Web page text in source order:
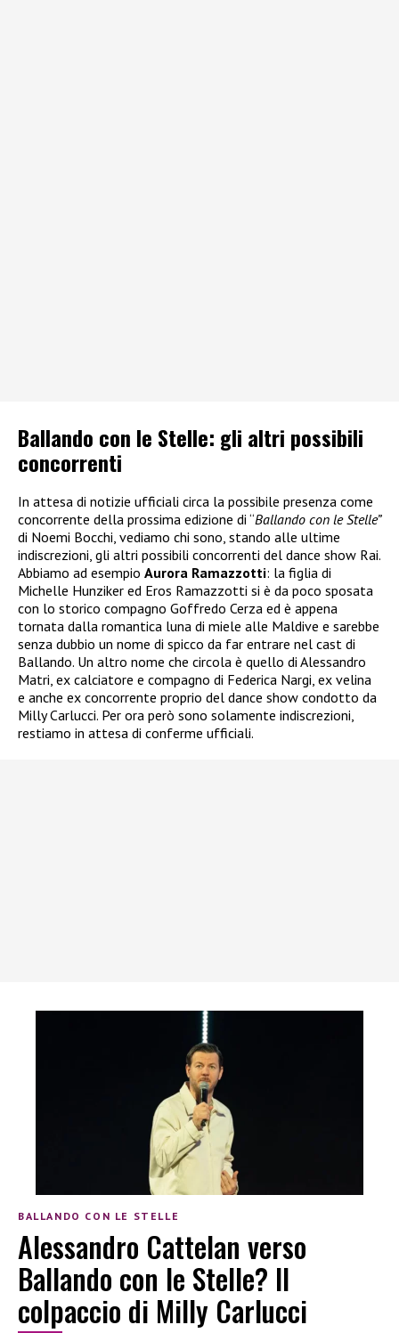
Ballando con le Stelle: gli altri possibili
concorrenti
In attesa di notizie ufficiali circa la possibile presenza come
concorrente della prossima edizione di “Ballando con le Stelle”
di Noemi Bocchi, vediamo chi sono, stando alle ultime
indiscrezioni, gli altri possibili concorrenti del dance show Rai.
Abbiamo ad esempio Aurora Ramazzotti: la figlia di
Michelle Hunziker ed Eros Ramazzotti si è da poco sposata
con lo storico compagno Goffredo Cerza ed è appena
tornata dalla romantica luna di miele alle Maldive e sarebbe
senza dubbio un nome di spicco da far entrare nel cast di
Ballando. Un altro nome che circola è quello di Alessandro
Matri, ex calciatore e compagno di Federica Nargi, ex velina
e anche ex concorrente proprio del dance show condotto da
Milly Carlucci. Per ora però sono solamente indiscrezioni,
restiamo in attesa di conferme ufficiali.
BALLANDO CON LE STELLE
Alessandro Cattelan verso
Ballando con le Stelle? Il
colpaccio di Milly Carlucci